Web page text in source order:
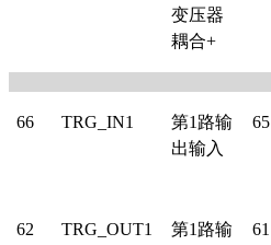
变压器
耦合+
66 TRG_IN1
第1路输
出输入
65
62 TRG_OUT1
第1路输
61